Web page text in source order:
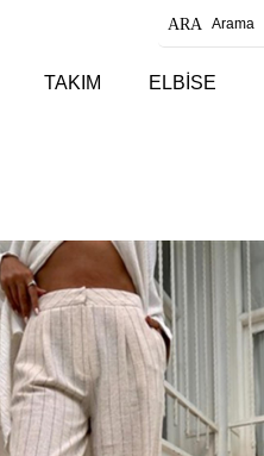
TAKIM ELBİSE